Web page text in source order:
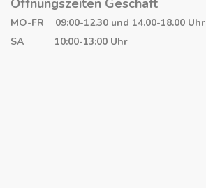
Öffnungszeiten Geschäft
MO-FR 09:00-12.30 und 14.00-18.00 Uhr
SA 10:00-13:00 Uhr